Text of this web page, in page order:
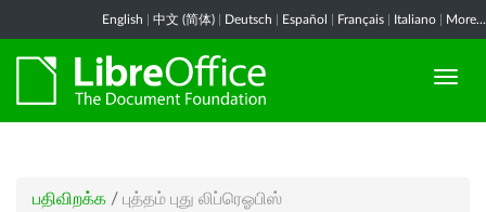
English 中文 (简体) Deutsch Español Français Italiano More...
பதிவிறக்க / புத்தம் புது லிப்ரெஓபிஸ்